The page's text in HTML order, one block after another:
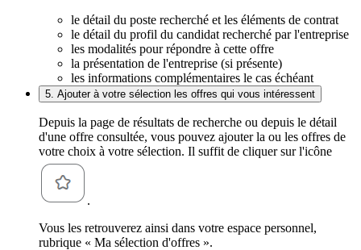
le détail du poste recherché et les éléments de contrat
le détail du profil du candidat recherché par l'entreprise
les modalités pour répondre à cette offre
la présentation de l'entreprise (si présente)
les informations complémentaires le cas échéant
5. Ajouter à votre sélection les offres qui vous intéressent
Depuis la page de résultats de recherche ou depuis le détail
d'une offre consultée, vous pouvez ajouter la ou les offres de
votre choix à votre sélection. Il suffit de cliquer sur l'icône
.
Vous les retrouverez ainsi dans votre espace personnel,
rubrique « Ma sélection d'offres ».